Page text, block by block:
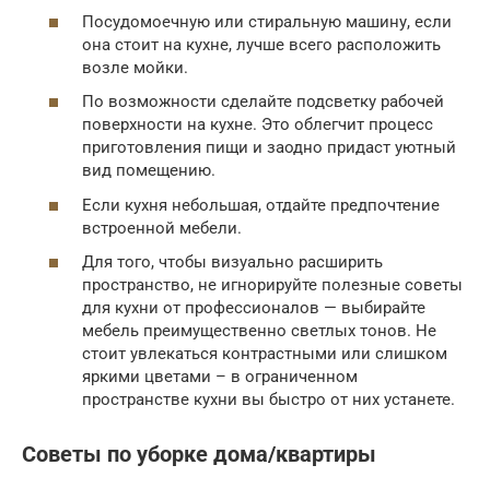
Посудомоечную или стиральную машину, если
она стоит на кухне, лучше всего расположить
возле мойки.
По возможности сделайте подсветку рабочей
поверхности на кухне. Это облегчит процесс
приготовления пищи и заодно придаст уютный
вид помещению.
Если кухня небольшая, отдайте предпочтение
встроенной мебели.
Для того, чтобы визуально расширить
пространство, не игнорируйте полезные советы
для кухни от профессионалов — выбирайте
мебель преимущественно светлых тонов. Не
стоит увлекаться контрастными или слишком
яркими цветами – в ограниченном
пространстве кухни вы быстро от них устанете.
Советы по уборке дома/квартиры